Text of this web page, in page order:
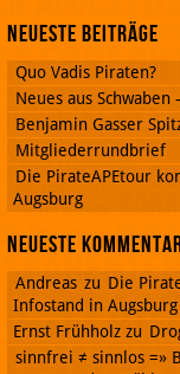
Neueste Beiträge
Quo Vadis Piraten?
Neues aus
Benjamin Gasser
Mitgliederrundbrief
Die PirateAPEtour
Augsburg
Neueste
Andreas zu Die
Infostand in Augsburg
Ernst Frühholz zu
sinnfrei ≠ sinnlos =»